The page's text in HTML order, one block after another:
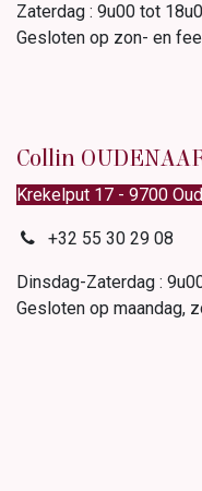
Zaterdag : 9u00 tot
Gesloten op zon- en
Collin
Krekelput 17 - 9700
+32 55 30 29 08
Dinsdag-Zaterdag :
Gesloten op maandag,